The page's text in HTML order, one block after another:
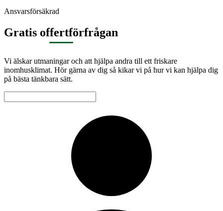
Ansvarsförsäkrad
Gratis offertförfrågan
Vi älskar utmaningar och att hjälpa andra till ett friskare
inomhusklimat. Hör gärna av dig så kikar vi på hur vi kan hjälpa dig
på bästa tänkbara sätt.